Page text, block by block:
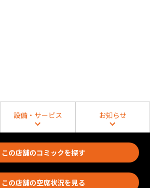
設備・サービス お知らせ
この店舗のコミックを探す
この店舗の空席状況を見る